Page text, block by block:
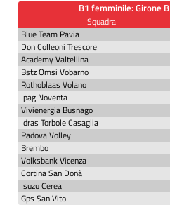
B1 femminile: Girone B
Squadra
Blue Team Pavia
Don Colleoni Trescore
Academy Valtellina
Bstz Omsi Vobarno
Rothoblaas Volano
Ipag Noventa
Vivienergia Busnago
Idras Torbole Casaglia
Padova Volley
Brembo
Volksbank Vicenza
Cortina San Donà
Isuzu Cerea
Gps San Vito